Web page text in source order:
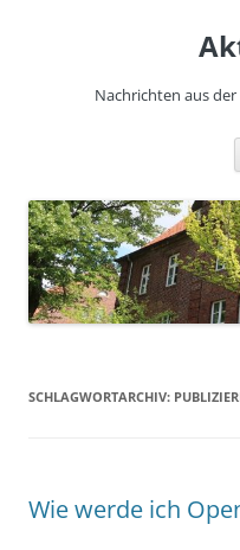
Nachrichten aus
SCHLAGWORTARCHIV:
Wie werde ich